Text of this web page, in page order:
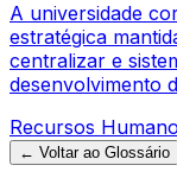
A universidade
estratégica
centralizar e
desenvolvimento
Recursos
← Voltar ao Glossário